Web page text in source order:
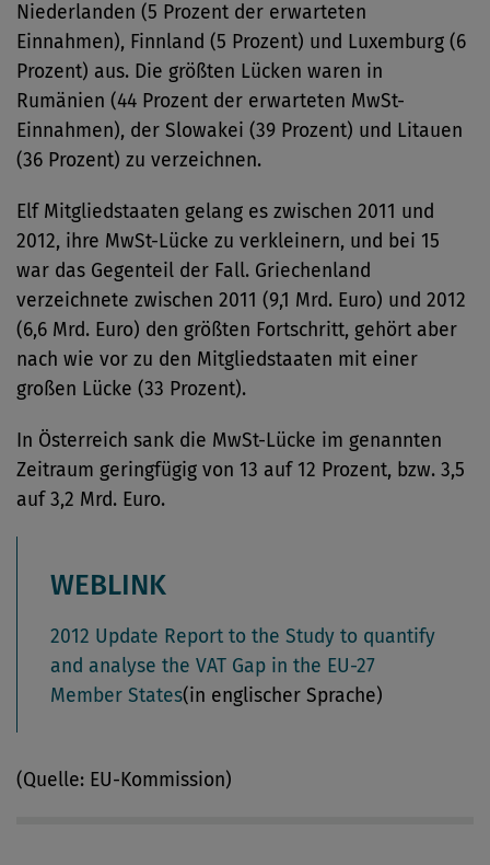
Niederlanden (5 Prozent der erwarteten
Einnahmen), Finnland (5 Prozent) und Luxemburg (6
Prozent) aus. Die größten Lücken waren in
Rumänien (44 Prozent der erwarteten MwSt-
Einnahmen), der Slowakei (39 Prozent) und Litauen
(36 Prozent) zu verzeichnen.
Elf Mitgliedstaaten gelang es zwischen 2011 und
2012, ihre MwSt-Lücke zu verkleinern, und bei 15
war das Gegenteil der Fall. Griechenland
verzeichnete zwischen 2011 (9,1 Mrd. Euro) und 2012
(6,6 Mrd. Euro) den größten Fortschritt, gehört aber
nach wie vor zu den Mitgliedstaaten mit einer
großen Lücke (33 Prozent).
In Österreich sank die MwSt-Lücke im genannten
Zeitraum geringfügig von 13 auf 12 Prozent, bzw. 3,5
auf 3,2 Mrd. Euro.
WEBLINK
2012 Update Report to the Study to quantify
and analyse the VAT Gap in the EU-27
Member States(in englischer Sprache)
(Quelle: EU-Kommission)